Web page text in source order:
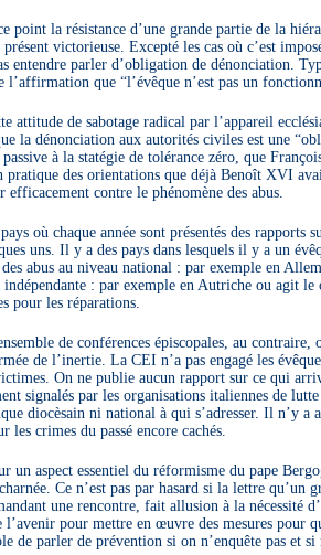
point la résistance d’une grande partie de la
présent victorieuse. Excepté les cas où c’est
entendre parler d’obligation de dénonciation.
l’affirmation que “l’évêque n’est pas un
attitude de sabotage radical par l’appareil
la dénonciation aux autorités civiles est une
passive à la statégie de tolérance zéro, que
pratique des orientations que déjà Benoît XVI
efficacement contre le phénomène des abus.
où chaque année sont présentés des rapports
uns. Il y a des pays dans lesquels il y a un
abus au niveau national : par exemple en
indépendante : par exemple en Autriche ou agit
pour les réparations.
de conférences épiscopales, au
de l’inertie. La CEI n’a pas engagé les
On ne publie aucun rapport sur ce qui
signalés par les organisations italiennes de
diocèsain ni national à qui s’adresser. Il n’y
les crimes du passé encore cachés.
un aspect essentiel du réformisme du pape
Ce n’est pas par hasard si la lettre qu’un
une rencontre, fait allusion à la nécessité
l’avenir pour mettre en œuvre des mesures pour
de parler de prévention si on n’enquête pas et